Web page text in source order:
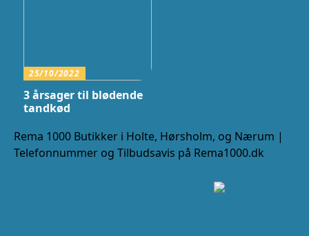
25/10/2022
3 årsager til blødende
tandkød
Rema 1000 Butikker i Holte, Hørsholm, og Nærum |
Telefonnummer og Tilbudsavis på Rema1000.dk